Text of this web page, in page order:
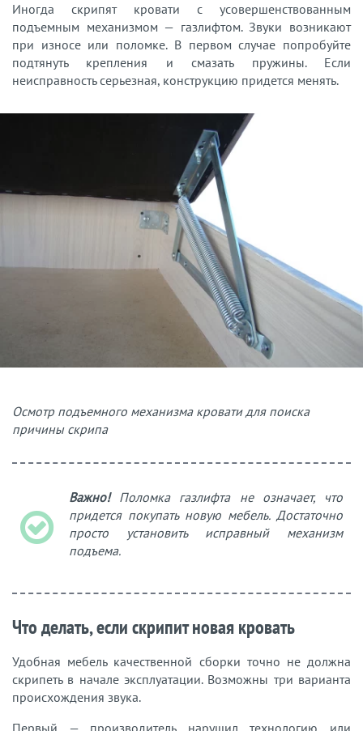
Иногда скрипят кровати с усовершенствованным
подъемным механизмом — газлифтом. Звуки возникают
при износе или поломке. В первом случае попробуйте
подтянуть крепления и смазать пружины. Если
неисправность серьезная, конструкцию придется менять.
Осмотр подъемного механизма кровати для поиска
причины скрипа
Важно! Поломка газлифта не означает, что
придется покупать новую мебель. Достаточно
просто установить исправный механизм
подъема.
Что делать, если скрипит новая кровать
Удобная мебель качественной сборки точно не должна
скрипеть в начале эксплуатации. Возможны три варианта
происхождения звука.
Первый — производитель нарушил технологию или